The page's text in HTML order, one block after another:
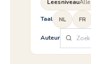
LeesniveauAlle
Taal NL FR
Auteur